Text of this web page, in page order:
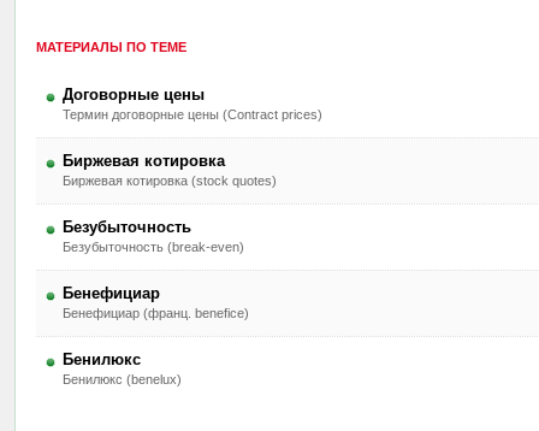
МАТЕРИАЛЫ ПО ТЕМЕ
Договорные цены
Термин договорные цены (Contract prices)
Биржевая котировка
Биржевая котировка (stock quotes)
Безубыточность
Безубыточность (break-even)
Бенефициар
Бенефициар (франц. benefice)
Бенилюкс
Бенилюкс (benelux)